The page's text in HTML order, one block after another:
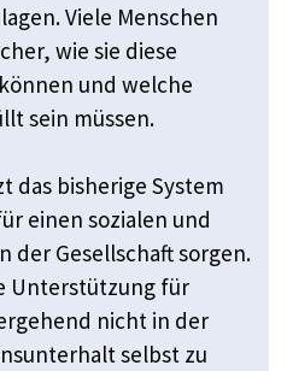
Viele Menschen
wie sie diese
und welche
sein müssen.
das bisherige System
einen sozialen und
der Gesellschaft sorgen.
Unterstützung für
nicht in der
selbst zu